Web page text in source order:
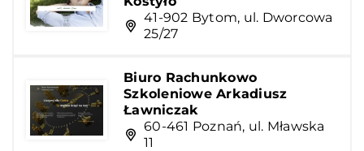
41-902 Bytom, ul. Dworcowa
25/27
Biuro Rachunkowo
Szkoleniowe Arkadiusz
Ławniczak
60-461 Poznań, ul. Mławska
11